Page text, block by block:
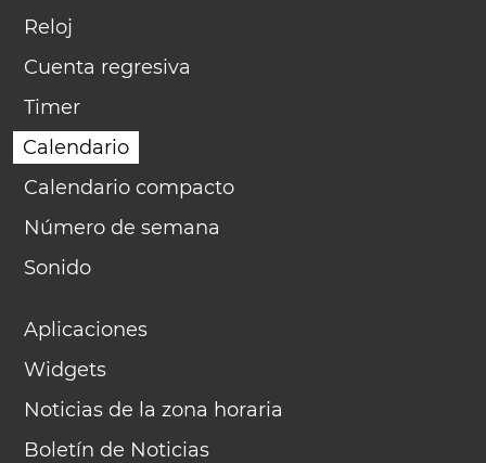
Reloj
Cuenta regresiva
Timer
Calendario
Calendario compacto
Número de semana
Sonido
Aplicaciones
Widgets
Noticias de la zona horaria
Boletín de Noticias